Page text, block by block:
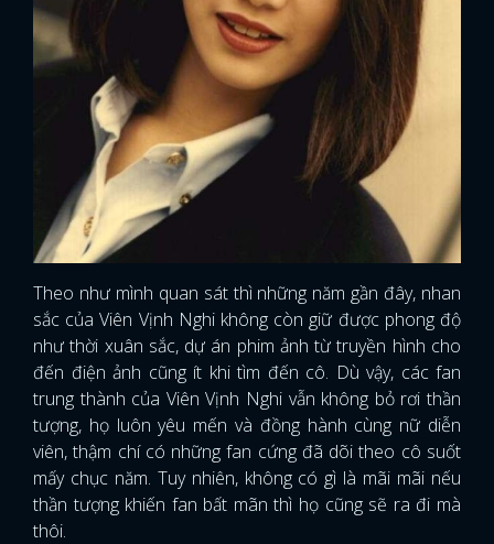
Theo như mình quan sát thì những năm gần đây, nhan
sắc của Viên Vịnh Nghi không còn giữ được phong độ
như thời xuân sắc, dự án phim ảnh từ truyền hình cho
đến điện ảnh cũng ít khi tìm đến cô. Dù vậy, các fan
trung thành của Viên Vịnh Nghi vẫn không bỏ rơi thần
tượng, họ luôn yêu mến và đồng hành cùng nữ diễn
viên, thậm chí có những fan cứng đã dõi theo cô suốt
mấy chục năm. Tuy nhiên, không có gì là mãi mãi nếu
thần tượng khiến fan bất mãn thì họ cũng sẽ ra đi mà
thôi.